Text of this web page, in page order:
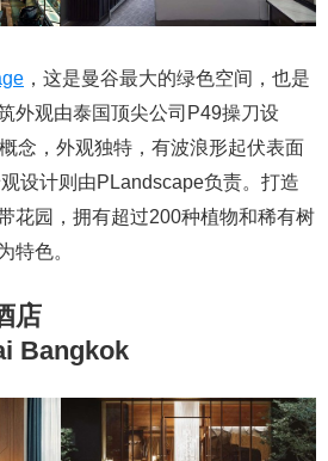
，这是曼谷最大的绿色空间，也是
外观由泰国顶尖公司P49操刀设
念，外观独特，有波浪形起伏表面
设计则由PLandscape负责。打造
花园，拥有超过200种植物和稀有树
特色。
店
Bangkok